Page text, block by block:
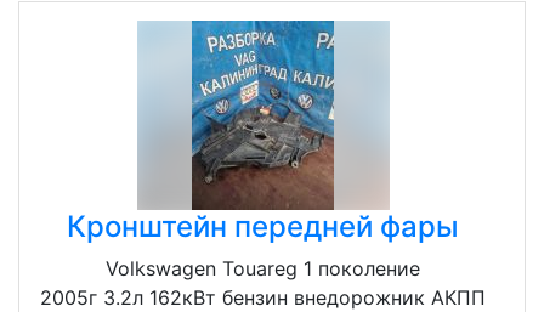
Кронштейн передней фары
Volkswagen Touareg 1 поколение
2005г 3.2л 162кВт бензин внедорожник АКПП